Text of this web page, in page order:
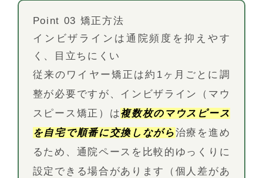
Point 03 矯正方法
インビザラインは通院頻度を抑えやす
く、目立ちにくい
従来のワイヤー矯正は約1ヶ月ごとに調
整が必要ですが、インビザライン（マウ
スピース矯正）は複数枚のマウスピース
を自宅で順番に交換しながら治療を進め
るため、通院ペースを比較的ゆっくりに
設定できる場合があります（個人差があ